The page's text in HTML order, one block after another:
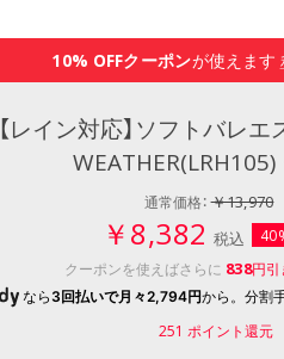
10% OFFクーポンが使えます
【レイン対応】ソフトバレ
WEATHER(LRH105)
通常価格：￥13,970
￥8,382 税込
クーポンを使えばさらに 838円引
なら 3回払いで月々2,794円から。分割
251 ポイント還元